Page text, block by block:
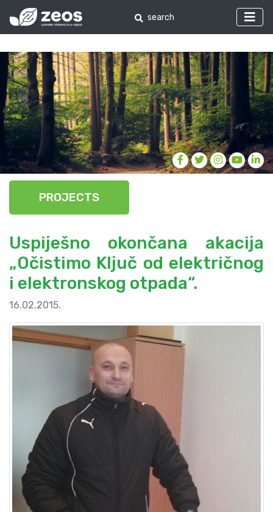
PROJECTS
Uspiješno okončana akacija
„Očistimo Ključ od električnog
i elektronskog otpada“.
16.02.2015.